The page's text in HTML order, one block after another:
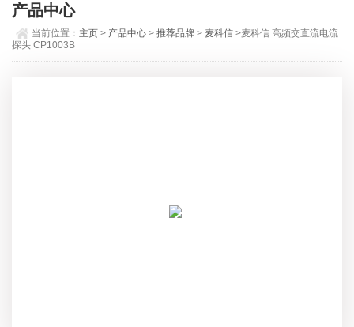
产品中心
当前位置： 主页 > 产品中心 >推荐品牌 > 麦科信 >麦科信 高频交直流电流
探头 CP1003B